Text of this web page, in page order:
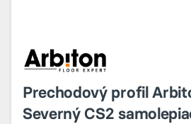
Prechodový profil
Severný CS2